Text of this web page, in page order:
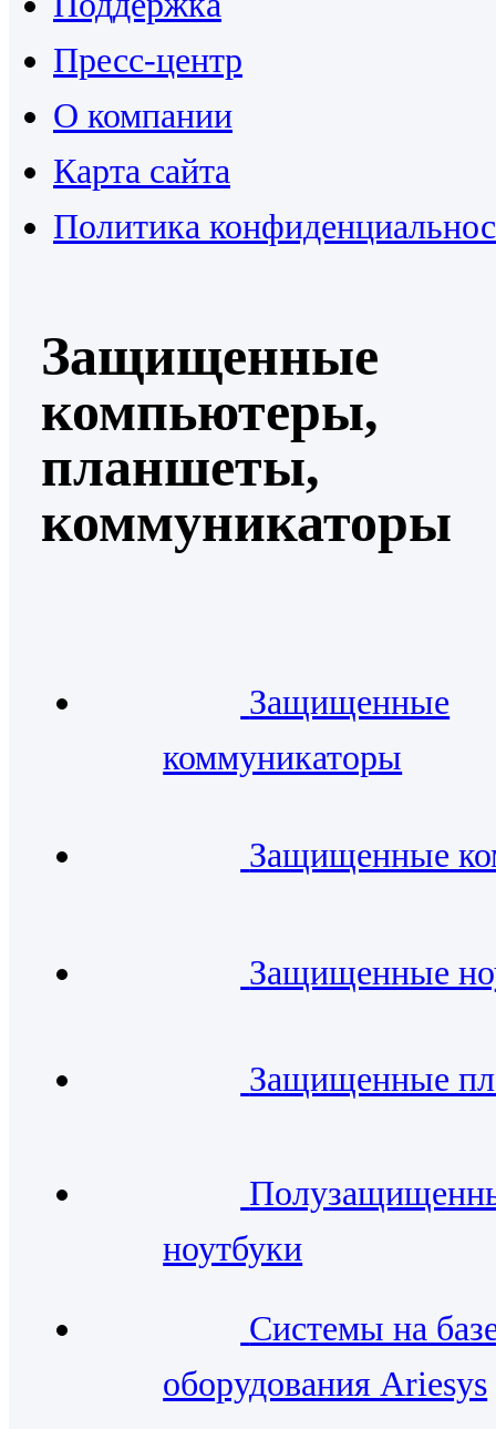
Пресс-центр
О компании
Карта сайта
Политика
Защищенные
компьютеры,
планшеты,
коммуникаторы
Защищенные
коммуникаторы
Защищенные
Защищенные
Защищенные
ноутбуки
Системы на
оборудования Ariesys